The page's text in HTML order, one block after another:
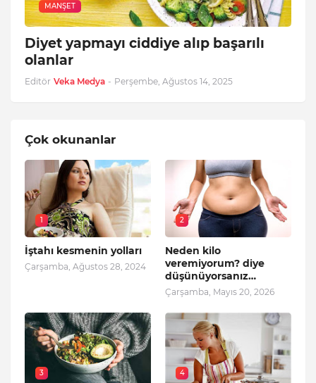
MANŞET
Diyet yapmayı ciddiye alıp başarılı
olanlar
Editör Veka Medya - Perşembe, Ağustos 14, 2025
Çok okunanlar
1
İştahı kesmenin yolları
Çarşamba, Ağustos 28, 2024
2
Neden kilo
veremiyorum? diye
düşünüyorsanız…
Çarşamba, Mayıs 20, 2026
3 4